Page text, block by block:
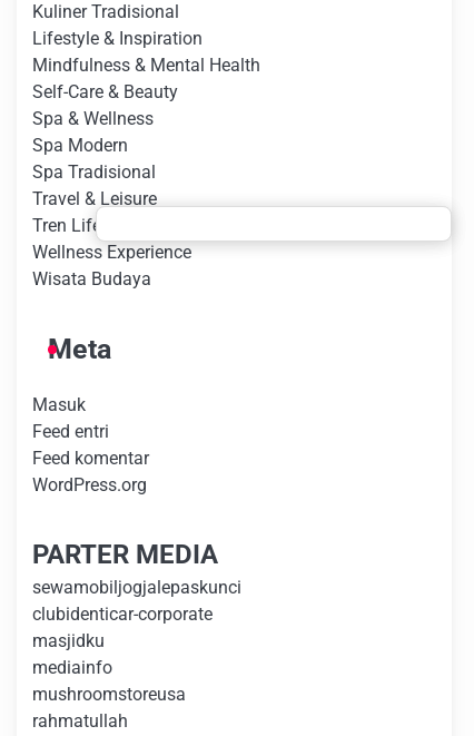
Kuliner Tradisional
Lifestyle & Inspiration
Mindfulness & Mental Health
Self-Care & Beauty
Spa & Wellness
Spa Modern
Spa Tradisional
Travel & Leisure
Tren Lifestyle
Wellness Experience
Wisata Budaya
Meta
Masuk
Feed entri
Feed komentar
WordPress.org
PARTER MEDIA
sewamobiljogjalepaskunci
clubidenticar-corporate
masjidku
mediainfo
mushroomstoreusa
rahmatullah